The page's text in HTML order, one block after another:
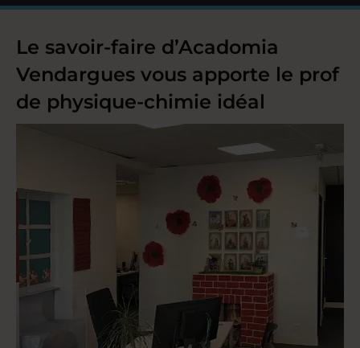
Le savoir-faire d’Acadomia
Vendargues vous apporte le prof
de physique-chimie idéal